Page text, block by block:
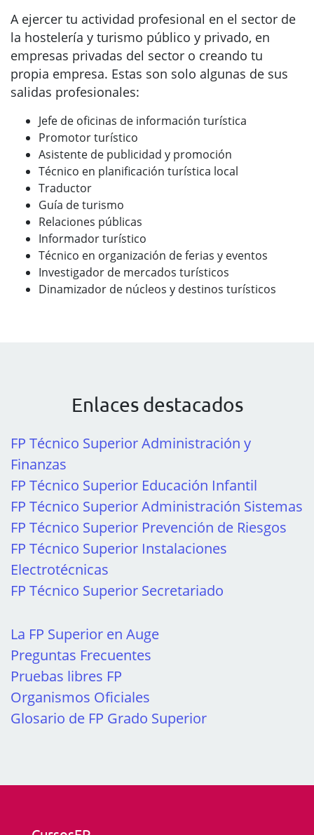
A ejercer tu actividad profesional en el sector de
la hostelería y turismo público y privado, en
empresas privadas del sector o creando tu
propia empresa. Estas son solo algunas de sus
salidas profesionales:
Jefe de oficinas de información turística
Promotor turístico
Asistente de publicidad y promoción
Técnico en planificación turística local
Traductor
Guía de turismo
Relaciones públicas
Informador turístico
Técnico en organización de ferias y eventos
Investigador de mercados turísticos
Dinamizador de núcleos y destinos turísticos
Enlaces destacados
FP Técnico Superior Administración y
Finanzas
FP Técnico Superior Educación Infantil
FP Técnico Superior Administración Sistemas
FP Técnico Superior Prevención de Riesgos
FP Técnico Superior Instalaciones
Electrotécnicas
FP Técnico Superior Secretariado
La FP Superior en Auge
Preguntas Frecuentes
Pruebas libres FP
Organismos Oficiales
Glosario de FP Grado Superior